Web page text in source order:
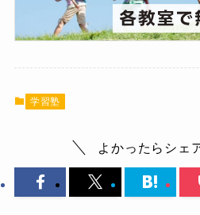
学習塾
よかったらシェ